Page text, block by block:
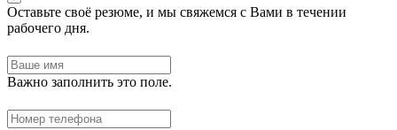
Оставьте своё резюме, и мы свяжемся с Вами в течении
рабочего дня.
Важно заполнить это поле.